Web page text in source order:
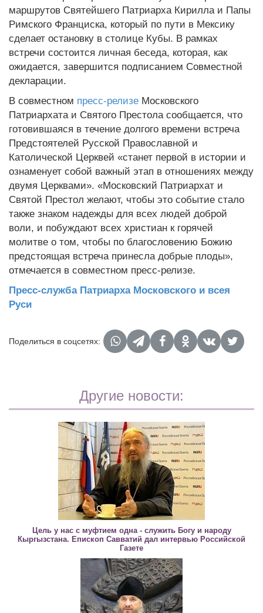
маршрутов Святейшего Патриарха Кирилла и Папы
Римского Франциска, который по пути в Мексику
сделает остановку в столице Кубы. В рамках
встречи состоится личная беседа, которая, как
ожидается, завершится подписанием Совместной
декларации.
В совместном пресс-релизе Московского
Патриархата и Святого Престола сообщается, что
готовившаяся в течение долгого времени встреча
Предстоятелей Русской Православной и
Католической Церквей «станет первой в истории и
ознаменует собой важный этап в отношениях между
двумя Церквами». «Московский Патриархат и
Святой Престол желают, чтобы это событие стало
также знаком надежды для всех людей доброй
воли, и побуждают всех христиан к горячей
молитве о том, чтобы по благословению Божию
предстоящая встреча принесла добрые плоды»,
отмечается в совместном пресс-релизе.
Пресс-служба Патриарха Московского и всея
Руси
Поделиться в соцсетях:
Другие новости:
Цель у нас с муфтием одна - служить Богу и народу
Кыргызстана. Епископ Савватий дал интервью Российской
Газете